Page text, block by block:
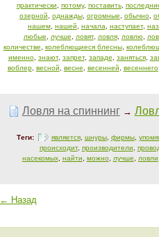
практически
потому, поставить,
озерной
однажды, огромные обычно,
нашем, нашей начала наступает,
любые
лучше ловят, ловля, ловлю
количестве
колеблющиеся блесны,
именно, знают, запрет, западе заняться,
воблер, весной весне весенней весеннего,
Ловля на спиннинг→
Теги: является, шнуры, фирмы,
происходит, производители
насекомых, найти можно, лучше ловли
← Назад